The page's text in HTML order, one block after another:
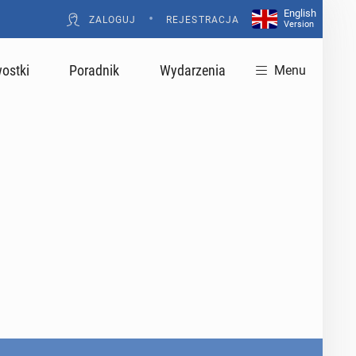
ZALOGUJ • REJESTRACJA
English
Version
Poradnik Wydarzenia Menu